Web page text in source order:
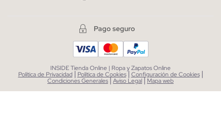
Pago seguro
INSIDE Tienda Online | Ropa y Zapatos Online
Política de Privacidad | Política de Cookies| Configuración de Cookies |
Condiciones Generales|Aviso Legal| Mapa web